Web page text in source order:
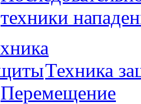
техники
Техника
Перемещение